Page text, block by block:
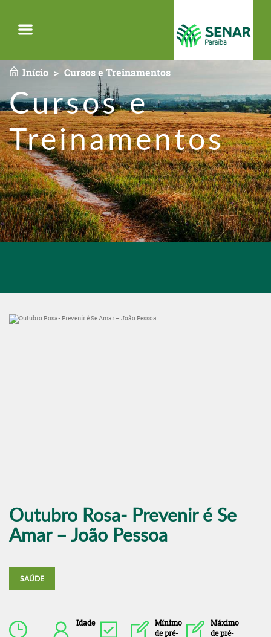
Início Cursos e Treinamentos
Cursos e
Treinamentos
Outubro Rosa- Prevenir é Se
Amar – João Pessoa
SAÚDE
Idade
Mínimo
de pré-
Máximo
de pré-